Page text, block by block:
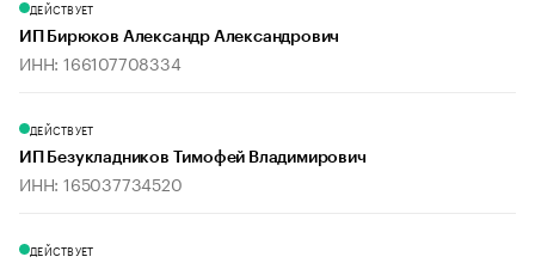
ДЕЙСТВУЕТ
ИП Бирюков Александр Александрович
ИНН: 166107708334
ДЕЙСТВУЕТ
ИП Безукладников Тимофей Владимирович
ИНН: 165037734520
ДЕЙСТВУЕТ